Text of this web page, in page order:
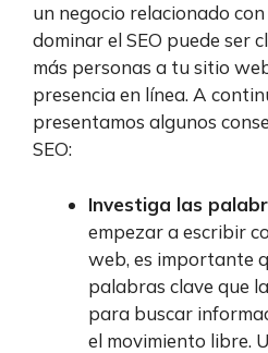
un negocio relacionado
dominar el SEO puede ser
más personas a tu sitio
presencia en línea. A
presentamos algunos
SEO:
Investiga las
empezar a escribir
web, es importante
palabras clave que
para buscar
el movimiento libre.